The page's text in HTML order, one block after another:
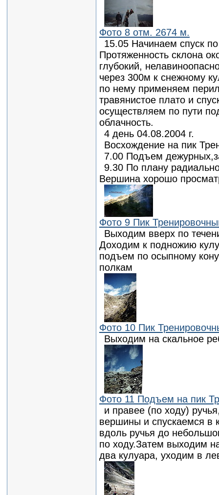
Фото 8 отм. 2674 м.
15.05 Начинаем спуск
Протяженность склона
глубокий,
через 300м к снежному
по нему применяем
травянистое плато и
осуществляем по пути
облачность.
4 день 04.08.2004 г.
Восхождение на пик
7.00 Подъем
9.30 По плану
Вершина хорошо
Фото 9 Пик
Выходим вверх по
Доходим к подножию
подъем по осыпному
полкам
Фото 10 Пик
Выходим на скальное
Фото 11 Подъем на пик
и правее (по ходу)
вершины и спускаемся в
вдоль ручья до
по ходу.Затем выходим
два кулуара, уходим в